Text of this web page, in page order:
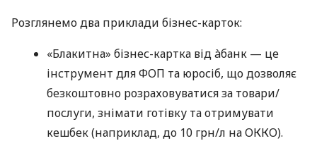
Розглянемо два приклади бізнес-карток:
«Блакитна» бізнес-картка від àбанк — це
інструмент для ФОП та юросіб, що дозволяє
безкоштовно розраховуватися за товари/
послуги, знімати готівку та отримувати
кешбек (наприклад, до 10 грн/л на ОККО).